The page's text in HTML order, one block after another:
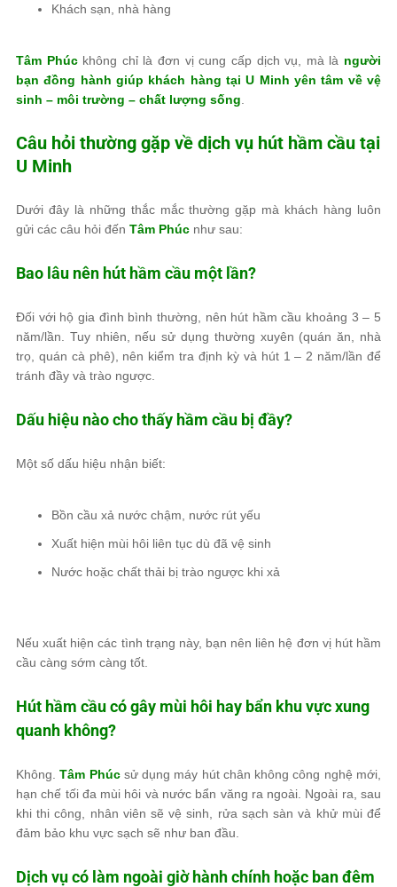
Khách sạn, nhà hàng
Tâm Phúckhông chỉ là đơn vị cung cấp dịch vụ, mà là người
bạn đồng hành giúp khách hàng tại U Minh yên tâm về vệ
sinh – môi trường – chất lượng sống
Câu hỏi thường gặp về dịch vụ hút hầm cầu tại
U Minh
Dưới đây là những thắc mắc thường gặp mà khách hàng luôn
gửi các câu hỏi đến Tâm Phúc như sau:
Bao lâu nên hút hầm cầu một lần?
Đối với hộ gia đình bình thường, nên hút hầm cầu khoảng 3 – 5
năm/lần. Tuy nhiên, nếu sử dụng thường xuyên (quán ăn, nhà
trọ, quán cà phê), nên kiểm tra định kỳ và hút 1 – 2 năm/lần để
tránh đầy và trào ngược.
Dấu hiệu nào cho thấy hầm cầu bị đầy?
Một số dấu hiệu nhận biết:
Bồn cầu xả nước chậm, nước rút yếu
Xuất hiện mùi hôi liên tục dù đã vệ sinh
Nước hoặc chất thải bị trào ngược khi xả
Nếu xuất hiện các tình trạng này, bạn nên liên hệ đơn vị hút hầm
cầu càng sớm càng tốt.
Hút hầm cầu có gây mùi hôi hay bẩn khu vực xung
quanh không?
Không.Tâm Phúcsử dụng máy hút chân không công nghệ mới,
hạn chế tối đa mùi hôi và nước bẩn văng ra ngoài. Ngoài ra, sau
khi thi công, nhân viên sẽ vệ sinh, rửa sạch sàn và khử mùi để
đảm bảo khu vực sạch sẽ như ban đầu.
Dịch vụ có làm ngoài giờ hành chính hoặc ban đêm